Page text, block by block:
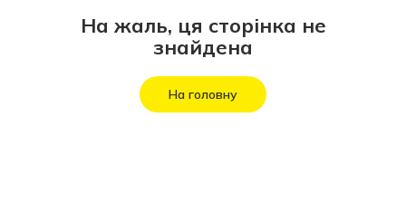
На жаль, ця сторінка не
знайдена
На головну